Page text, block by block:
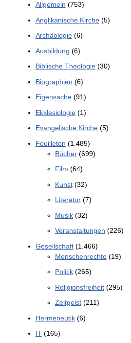
Allgemein (753)
Anglikanische Kirche(5)
Archäologie(6)
Ausbildung (6)
Biblische Theologie(30)
Biographien (6)
Eigensache(91)
Ekklesiologie(1)
Evangelische Kirche(5)
Feuilleton (1.485)
Bücher(699)
Film (64)
Kunst(32)
Literatur(7)
Musik(32)
Veranstaltungen (226)
Gesellschaft(1.466)
Menschenrechte(19)
Politik(265)
Religionsfreiheit(295)
Zeitgeist(211)
Hermeneutik(6)
IT(165)